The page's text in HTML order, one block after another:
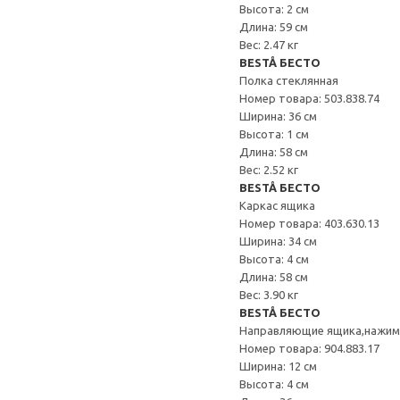
Высота: 2 см
Длина: 59 см
Вес: 2.47 кг
BESTÅ БЕСТО
Полка стеклянная
Номер товара: 503.838.74
Ширина: 36 см
Высота: 1 см
Длина: 58 см
Вес: 2.52 кг
BESTÅ БЕСТО
Каркас ящика
Номер товара: 403.630.13
Ширина: 34 см
Высота: 4 см
Длина: 58 см
Вес: 3.90 кг
BESTÅ БЕСТО
Направляющие
Номер товара: 904.883.17
Ширина: 12 см
Высота: 4 см